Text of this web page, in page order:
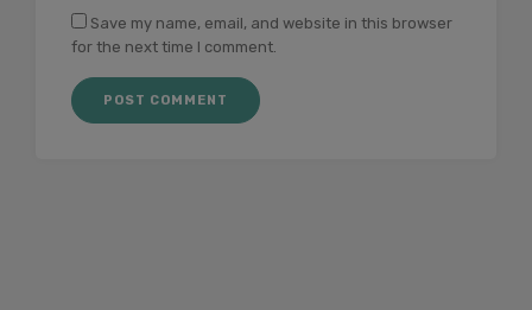
Save my name, email, and website in this browser
for the next time I comment.